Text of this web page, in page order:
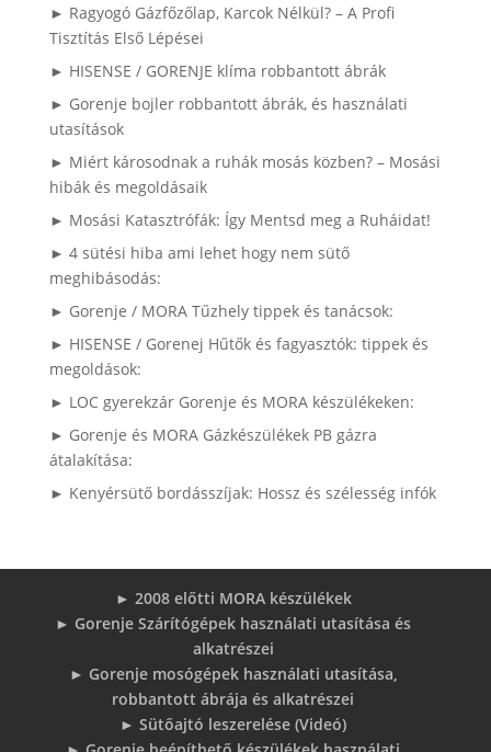
► Ragyogó Gázfőzőlap, Karcok Nélkül? – A Profi
Tisztítás Első Lépései
► HISENSE / GORENJE klíma robbantott ábrák
► Gorenje bojler robbantott ábrák, és használati
utasítások
► Miért károsodnak a ruhák mosás közben? – Mosási
hibák és megoldásaik
► Mosási Katasztrófák: Így Mentsd meg a Ruháidat!
► 4 sütési hiba ami lehet hogy nem sütő
meghibásodás:
► Gorenje / MORA Tűzhely tippek és tanácsok:
► HISENSE / Gorenej Hűtők és fagyasztók: tippek és
megoldások:
► LOC gyerekzár Gorenje és MORA készülékeken:
► Gorenje és MORA Gázkészülékek PB gázra
átalakítása:
► Kenyérsütő bordásszíjak: Hossz és szélesség infók
► 2008 előtti MORA készülékek
► Gorenje Szárítógépek használati utasítása és
alkatrészei
► Gorenje mosógépek használati utasítása,
robbantott ábrája és alkatrészei
► Sütőajtó leszerelése (Videó)